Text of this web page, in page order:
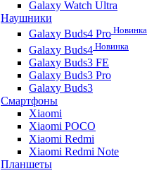
Galaxy Watch Ultra
Наушники
Galaxy Buds4 Pro Новинка
Galaxy Buds4 Новинка
Galaxy Buds3 FE
Galaxy Buds3 Pro
Galaxy Buds3
Смартфоны
Xiaomi
Xiaomi POCO
Xiaomi Redmi
Xiaomi Redmi Note
Планшеты